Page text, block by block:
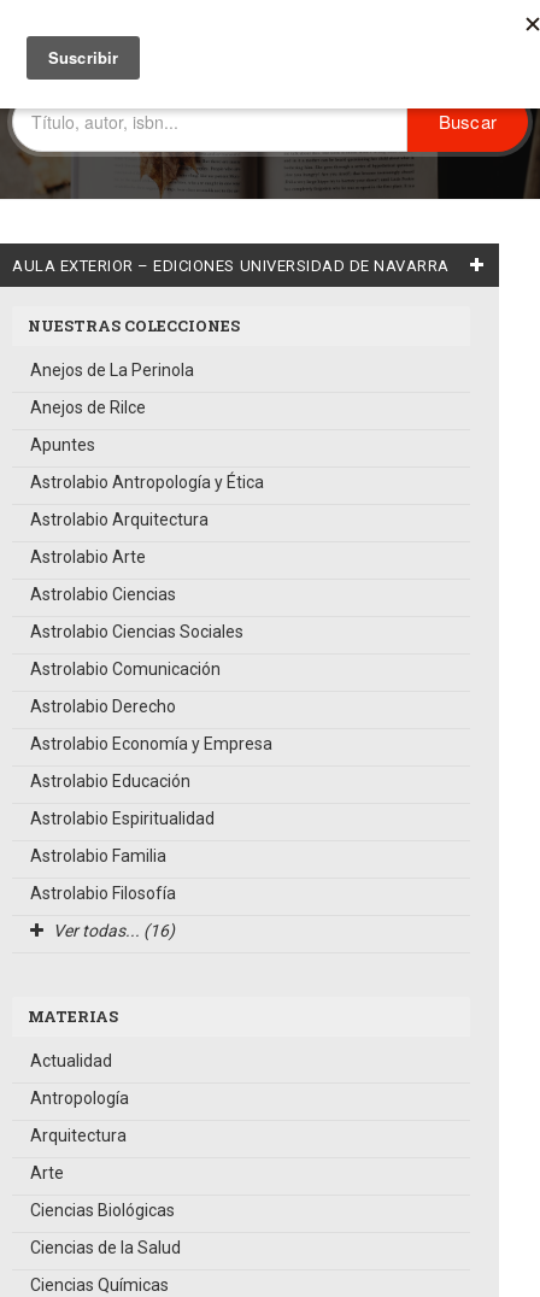
AULA EXTERIOR – EDICIONES UNIVERSIDAD DE NAVARRA
NUESTRAS COLECCIONES
Anejos de La Perinola
Anejos de Rilce
Apuntes
Astrolabio Antropología y Ética
Astrolabio Arquitectura
Astrolabio Arte
Astrolabio Ciencias
Astrolabio Ciencias Sociales
Astrolabio Comunicación
Astrolabio Derecho
Astrolabio Economía y Empresa
Astrolabio Educación
Astrolabio Espiritualidad
Astrolabio Familia
Astrolabio Filosofía
Ver todas... (16)
MATERIAS
Actualidad
Antropología
Arquitectura
Arte
Ciencias Biológicas
Ciencias de la Salud
Ciencias Químicas